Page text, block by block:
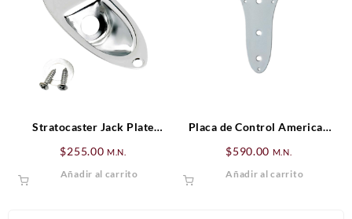
Stratocaster Jack Plate
$255.00 M.N.
Añadir al carrito
Placa de Control American
Cromada (3-Orificios)
$590.00 M.N.
Añadir al carrito